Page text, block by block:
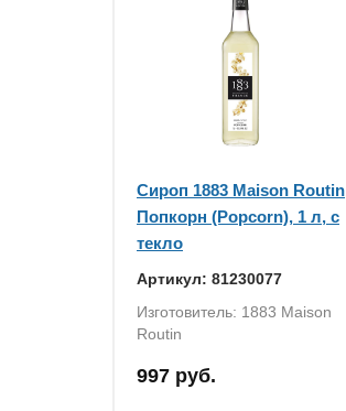
Сироп 1883 Maison Routin
Попкорн (Popcorn), 1 л, с
текло
Артикул: 81230077
Изготовитель: 1883 Maison
Routin
997 руб.